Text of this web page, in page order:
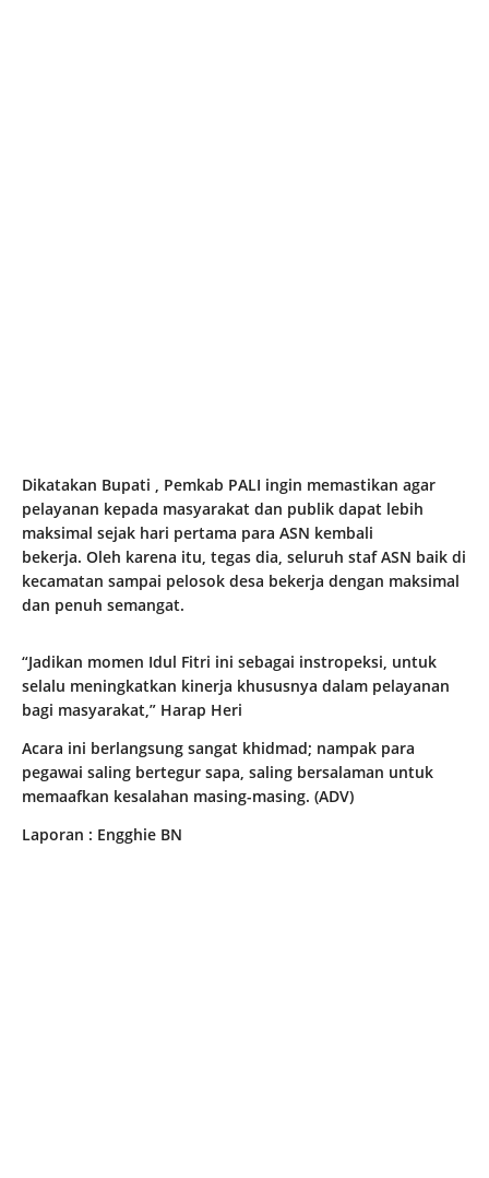
Dikatakan Bupati , Pemkab PALI ingin memastikan agar
pelayanan kepada masyarakat dan publik dapat lebih
maksimal sejak hari pertama para ASN kembali
bekerja. Oleh karena itu, tegas dia, seluruh staf ASN baik di
kecamatan sampai pelosok desa bekerja dengan maksimal
dan penuh semangat.
“Jadikan momen Idul Fitri ini sebagai instropeksi, untuk
selalu meningkatkan kinerja khususnya dalam pelayanan
bagi masyarakat,” Harap Heri
Acara ini berlangsung sangat khidmad; nampak para
pegawai saling bertegur sapa, saling bersalaman untuk
memaafkan kesalahan masing-masing. (ADV)
Laporan : Engghie BN